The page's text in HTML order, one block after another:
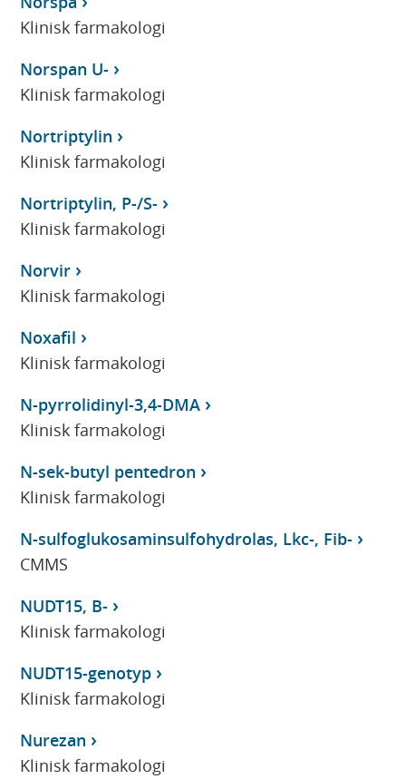
Klinisk farmakologi
Norspan U-
Klinisk farmakologi
Nortriptylin
Klinisk farmakologi
Nortriptylin, P-/S-
Klinisk farmakologi
Norvir
Klinisk farmakologi
Noxafil
Klinisk farmakologi
N-pyrrolidinyl-3,4-DMA
Klinisk farmakologi
N-sek-butyl pentedron
Klinisk farmakologi
N-sulfoglukosaminsulfohydrolas, Lkc-, Fib-
CMMS
NUDT15, B-
Klinisk farmakologi
NUDT15-genotyp
Klinisk farmakologi
Nurezan
Klinisk farmakologi